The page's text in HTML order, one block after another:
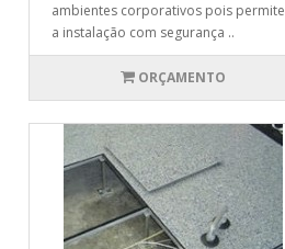
ambientes corporativos pois permite
a instalação com segurança ..
ORÇAMENTO